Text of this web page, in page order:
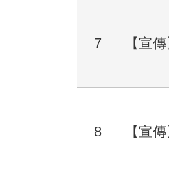
7 【宣
8 【宣